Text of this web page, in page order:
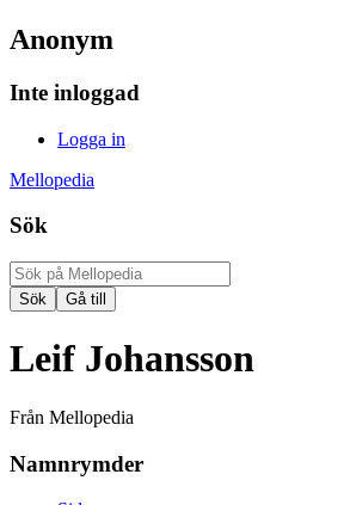
Anonym
Inte inloggad
Logga in
Mellopedia
Sök
Leif Johansson
Från Mellopedia
Namnrymder